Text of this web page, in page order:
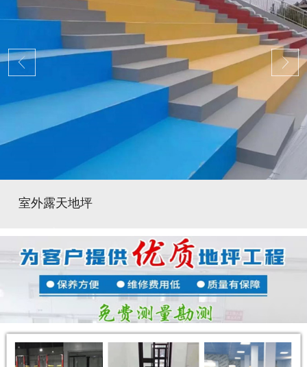
室外露天地坪